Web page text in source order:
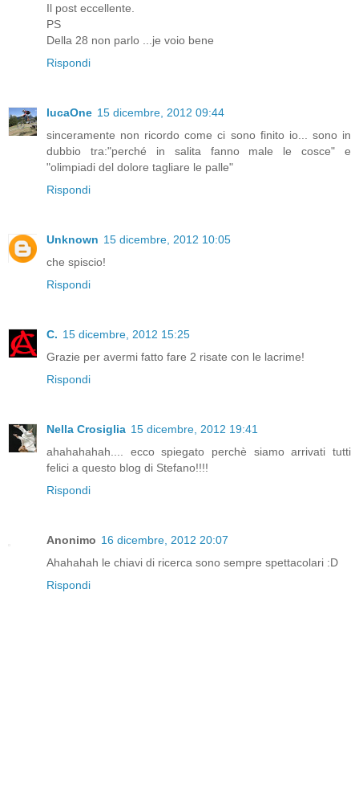
Il post eccellente.
PS
Della 28 non parlo ...je voio bene
Rispondi
lucaOne 15 dicembre, 2012 09:44
sinceramente non ricordo come ci sono finito io... sono in
dubbio tra:"perché in salita fanno male le cosce" e
"olimpiadi del dolore tagliare le palle"
Rispondi
Unknown 15 dicembre, 2012 10:05
che spiscio!
Rispondi
C. 15 dicembre, 2012 15:25
Grazie per avermi fatto fare 2 risate con le lacrime!
Rispondi
Nella Crosiglia 15 dicembre, 2012 19:41
ahahahahah.... ecco spiegato perchè siamo arrivati tutti
felici a questo blog di Stefano!!!!
Rispondi
Anonimo 16 dicembre, 2012 20:07
Ahahahah le chiavi di ricerca sono sempre spettacolari :D
Rispondi